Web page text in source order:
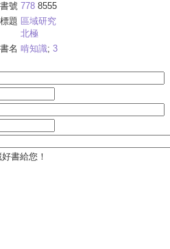
號 778 8555
題 區域研究
北極
名 啃知識; 3
書給您！